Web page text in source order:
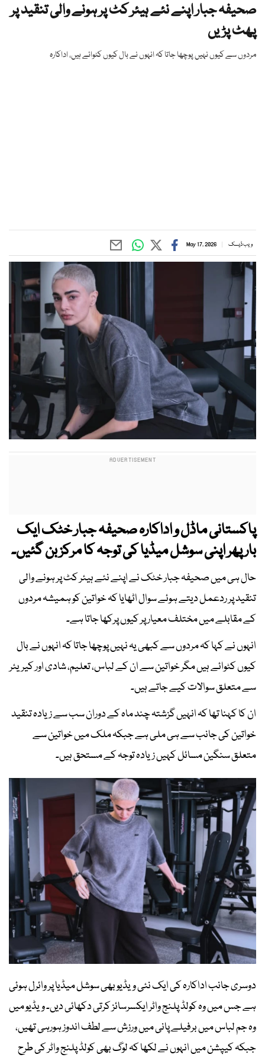
صحیفہ جبار اپنے نئے ہیئر کٹ پر ہونے والی تنقید پر
پھٹ پڑیں
مردوں سے کیوں نہیں پوچھا جاتا کہ انہوں نے بال کیوں کٹوائے ہیں، اداکارہ
ویب ڈیسک May 17, 2026
پاکستانی ماڈل و اداکارہ صحیفہ جبار خٹک ایک
بار پھر اپنی سوشل میڈیا کی توجہ کا مرکز بن گئیں۔
حال ہی میں صحیفہ جبار خٹک نے اپنے نئے ہیئر کٹ پر ہونے والی
تنقید پر ردعمل دیتے ہوئے سوال اٹھایا کہ خواتین کو ہمیشہ مردوں
کے مقابلے میں مختلف معیار پر کیوں پرکھا جاتا ہے۔
انہوں نے کہا کہ مردوں سے کبھی یہ نہیں پوچھا جاتا کہ انہوں نے بال
کیوں کٹوائے ہیں مگر خواتین سے ان کے لباس، تعلیم، شادی اور کیریئر
سے متعلق سوالات کیے جاتے ہیں۔
ان کا کہنا تھا کہ انہیں گزشتہ چند ماہ کے دوران سب سے زیادہ تنقید
خواتین کی جانب سے ہی ملی ہے جبکہ ملک میں خواتین سے
متعلق سنگین مسائل کہیں زیادہ توجہ کے مستحق ہیں۔
دوسری جانب اداکارہ کی ایک نئی ویڈیو بھی سوشل میڈیا پر وائرل ہوئی
ہے جس میں وہ کولڈ پلنج واٹر ایکسرسائز کرتی دکھائی دیں۔ ویڈیو میں
وہ جم لباس میں برفیلے پانی میں ورزش سے لطف اندوز ہورہی تھیں،
جبکہ کیپشن میں انہوں نے لکھا کہ لوگ بھی کولڈ پلنج واٹر کی طرح